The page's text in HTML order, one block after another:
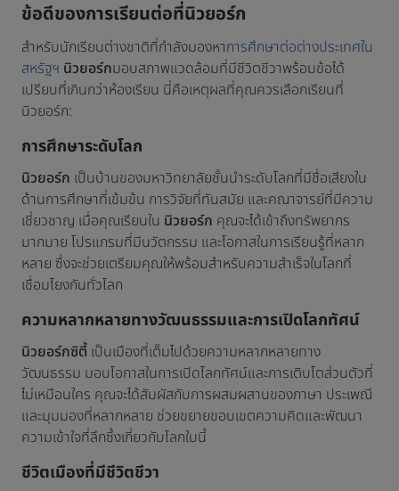
ข้อดีของการเรียนต่อที่นิวยอร์ก
สำหรับนักเรียนต่างชาติที่กำลังมองหาการศึกษาต่อต่างประเทศใน
สหรัฐฯ นิวยอร์กมอบสภาพแวดล้อมที่มีชีวิตชีวาพร้อมข้อได้
เปรียบที่เกินกว่าห้องเรียน นี่คือเหตุผลที่คุณควรเลือกเรียนที่
นิวยอร์ก:
การศึกษาระดับโลก
นิวยอร์ก เป็นบ้านของมหาวิทยาลัยชั้นนำระดับโลกที่มีชื่อเสียงใน
ด้านการศึกษาที่เข้มข้น การวิจัยที่ทันสมัย และคณาจารย์ที่มีความ
เชี่ยวชาญ เมื่อคุณเรียนใน นิวยอร์ก คุณจะได้เข้าถึงทรัพยากร
มากมาย โปรแกรมที่มีนวัตกรรม และโอกาสในการเรียนรู้ที่หลาก
หลาย ซึ่งจะช่วยเตรียมคุณให้พร้อมสำหรับความสำเร็จในโลกที่
เชื่อมโยงกันทั่วโลก
ความหลากหลายทางวัฒนธรรมและการเปิดโลกทัศน์
นิวยอร์กซิตี้ เป็นเมืองที่เต็มไปด้วยความหลากหลายทาง
วัฒนธรรม มอบโอกาสในการเปิดโลกทัศน์และการเติบโตส่วนตัวที่
ไม่เหมือนใคร คุณจะได้สัมผัสกับการผสมผสานของภาษา ประเพณี
และมุมมองที่หลากหลาย ช่วยขยายขอบเขตความคิดและพัฒนา
ความเข้าใจที่ลึกซึ้งเกี่ยวกับโลกใบนี้
ชีวิตเมืองที่มีชีวิตชีวา